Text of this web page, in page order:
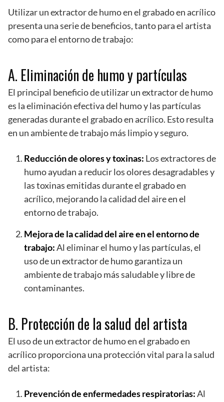
Utilizar un extractor de humo en el grabado en acrílico
presenta una serie de beneficios, tanto para el artista
como para el entorno de trabajo:
A. Eliminación de humo y partículas
El principal beneficio de utilizar un extractor de humo
es la eliminación efectiva del humo y las partículas
generadas durante el grabado en acrílico. Esto resulta
en un ambiente de trabajo más limpio y seguro.
Reducción de olores y toxinas: Los extractores de
humo ayudan a reducir los olores desagradables y
las toxinas emitidas durante el grabado en
acrílico, mejorando la calidad del aire en el
entorno de trabajo.
Mejora de la calidad del aire en el entorno de
trabajo:Al eliminar el humo y las partículas, el
uso de un extractor de humo garantiza un
ambiente de trabajo más saludable y libre de
contaminantes.
B. Protección de la salud del artista
El uso de un extractor de humo en el grabado en
acrílico proporciona una protección vital para la salud
del artista:
Prevención de enfermedades respiratorias:Al